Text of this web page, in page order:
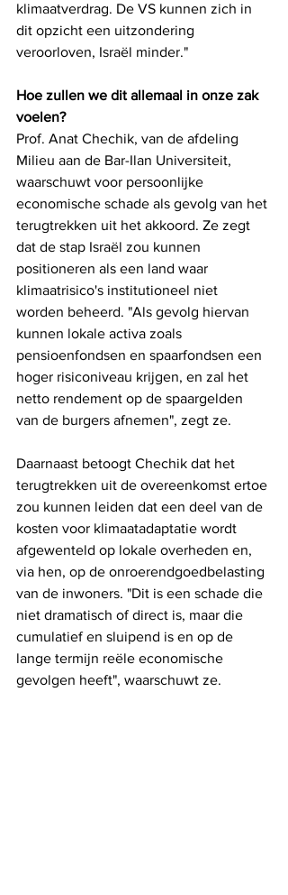
klimaatverdrag. De VS kunnen zich in
dit opzicht een uitzondering
veroorloven, Israël minder."
Hoe zullen we dit allemaal in onze zak
voelen?
Prof. Anat Chechik, van de afdeling
Milieu aan de Bar-Ilan Universiteit,
waarschuwt voor persoonlijke
economische schade als gevolg van het
terugtrekken uit het akkoord. Ze zegt
dat de stap Israël zou kunnen
positioneren als een land waar
klimaatrisico's institutioneel niet
worden beheerd. "Als gevolg hiervan
kunnen lokale activa zoals
pensioenfondsen en spaarfondsen een
hoger risiconiveau krijgen, en zal het
netto rendement op de spaargelden
van de burgers afnemen", zegt ze.
Daarnaast betoogt Chechik dat het
terugtrekken uit de overeenkomst ertoe
zou kunnen leiden dat een deel van de
kosten voor klimaatadaptatie wordt
afgewenteld op lokale overheden en,
via hen, op de onroerendgoedbelasting
van de inwoners. "Dit is een schade die
niet dramatisch of direct is, maar die
cumulatief en sluipend is en op de
lange termijn reële economische
gevolgen heeft", waarschuwt ze.